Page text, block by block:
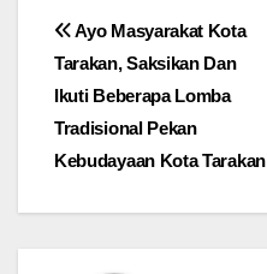
Navigasi
pos
Ayo Masyarakat Kota
Tarakan, Saksikan Dan
Ikuti Beberapa Lomba
Tradisional Pekan
Kebudayaan Kota Tarakan